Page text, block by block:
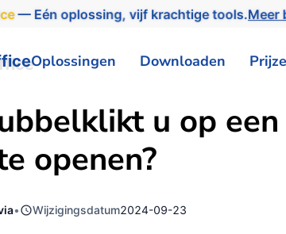
— Eén oplossing, vijf krachtige tools.Meer
Oplossingen Downloaden
u op
openen?
• Wijzigingsdatum2024-09-23